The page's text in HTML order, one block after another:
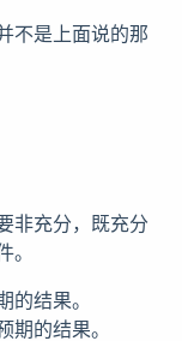
不是上面说的那
非充分，既充分
结果。
的结果。